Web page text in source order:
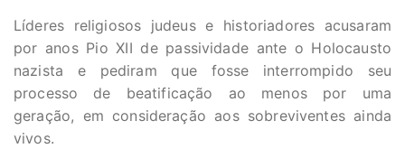
Líderes religiosos judeus e historiadores acusaram
por anos Pio XII de passividade ante o Holocausto
nazista e pediram que fosse interrompido seu
processo de beatificação ao menos por uma
geração, em consideração aos sobreviventes ainda
vivos.